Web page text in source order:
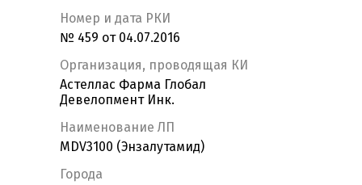
Номер и дата РКИ
№ 459 от 04.07.2016
Организация, проводящая КИ
Астеллас Фарма Глобал
Девелопмент Инк.
Наименование ЛП
MDV3100 (Энзалутамид)
Города